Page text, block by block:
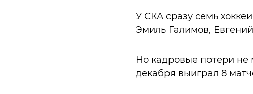
У СКА сразу семь
Эмиль Галимов,
Но кадровые потери
декабря выиграл 8